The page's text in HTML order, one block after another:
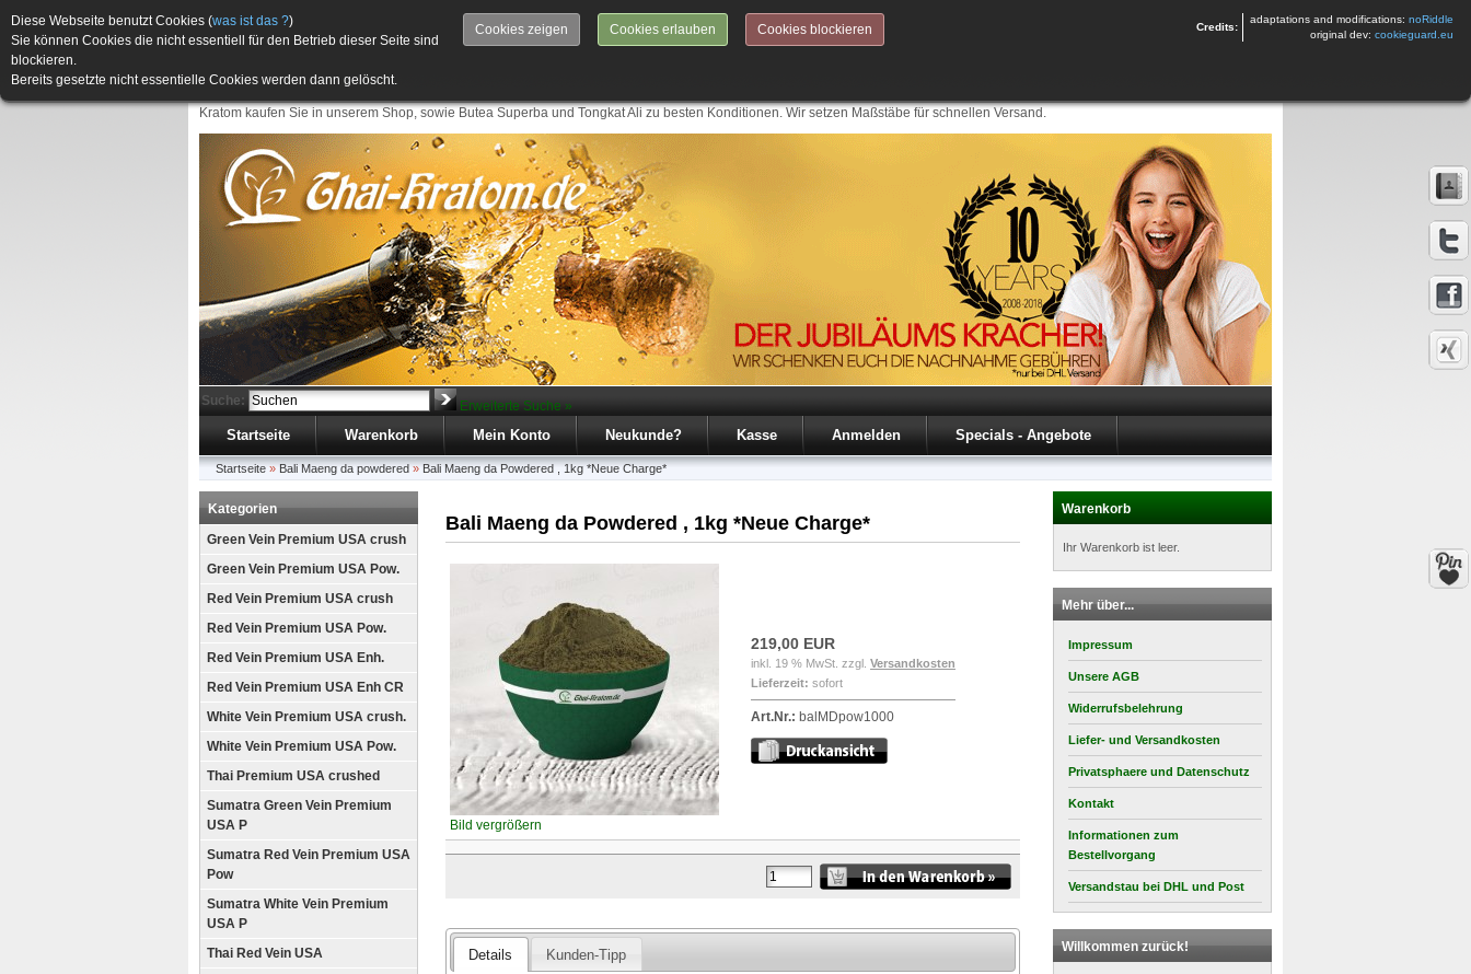
Credits:
adaptations and modifications: noRiddle
original dev: cookieguard.eu
Diese Webseite benutzt Cookies (was ist das ?)
Sie können Cookies die nicht essentiell für den Betrieb dieser Seite sind
blockieren.
Bereits gesetzte nicht essentielle Cookies werden dann gelöscht.
Cookies zeigen Cookies erlauben Cookies blockieren
Kratom kaufen Sie in unserem Shop, sowie Butea Superba und Tongkat Ali zu besten Konditionen. Wir setzen Maßstäbe für schnellen Versand.
Suche: Erweiterte Suche »
Startseite Warenkorb Mein Konto Neukunde? Kasse Anmelden Specials - Angebote
Startseite » Bali Maeng da powdered » Bali Maeng da Powdered , 1kg *Neue Charge*
Kategorien
Green Vein Premium USA crush
Green Vein Premium USA Pow.
Red Vein Premium USA crush
Red Vein Premium USA Pow.
Red Vein Premium USA Enh.
Red Vein Premium USA Enh CR
White Vein Premium USA crush.
White Vein Premium USA Pow.
Thai Premium USA crushed
Sumatra Green Vein Premium
USA P
Sumatra Red Vein Premium USA
Pow
Sumatra White Vein Premium
USA P
Thai Red Vein USA
Bali Maeng da Powdered , 1kg *Neue Charge*
Bild vergrößern
219,00 EUR
inkl. 19 % MwSt. zzgl. Versandkosten
Lieferzeit: sofort
Art.Nr.: balMDpow1000
Details Kunden-Tipp
Warenkorb
Ihr Warenkorb ist leer.
Mehr über...
Impressum
Unsere AGB
Widerrufsbelehrung
Liefer- und Versandkosten
Privatsphaere und Datenschutz
Kontakt
Informationen zum
Bestellvorgang
Versandstau bei DHL und Post
Willkommen zurück!